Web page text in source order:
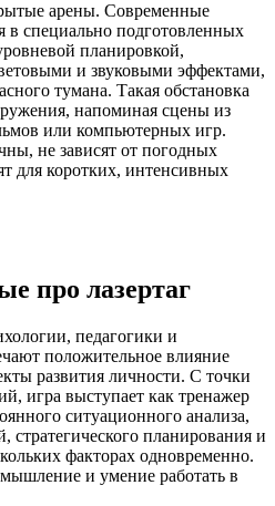
арены. Современные
в специально подготовленных
планировкой,
и звуковыми эффектами,
тумана. Такая обстановка
напоминая сцены из
или компьютерных игр.
не зависят от погодных
для коротких, интенсивных
про лазертаг
педагогики и
положительное влияние
развития личности. С точки
игра выступает как тренажер
ситуационного анализа,
стратегического планирования и
факторах одновременно.
и умение работать в